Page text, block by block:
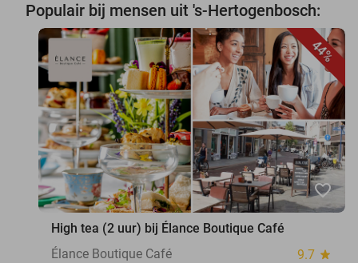
Populair bij mensen uit 's-Hertogenbosch:
44%
favorite_border
High tea (2 uur) bij Élance Boutique Café
Élance Boutique Café
9.7 star